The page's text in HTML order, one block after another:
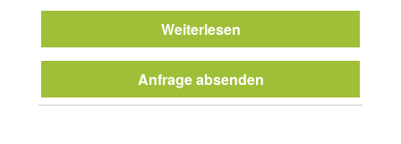
Weiterlesen
Anfrage absenden